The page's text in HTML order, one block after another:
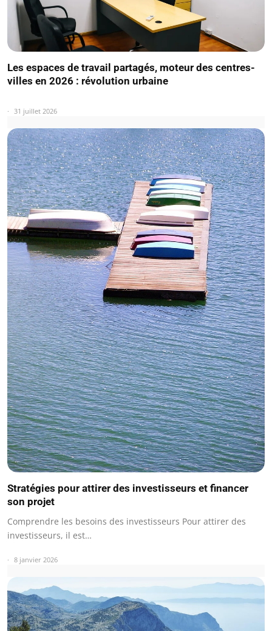
Les espaces de travail partagés, moteur des centres-
villes en 2026 : révolution urbaine
31 juillet 2026
Stratégies pour attirer des investisseurs et financer
son projet
Comprendre les besoins des investisseurs Pour attirer des
investisseurs, il est…
8 janvier 2026